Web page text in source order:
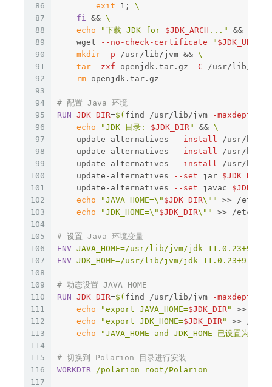
86
87
88
89
90
91
92
93
94
95
96
97
98
99
100
101
102
103
104
105
106
107
108
109
110
111
112
113
114
115
116
117
exit 1 ;
fi &&
echo
"下载 JDK for $JDK_ARCH ..." &&
    wget
--no-check-certificate " $JDK_URL
mkdir
-p /usr/lib/jvm &&
tar
-zxf openjdk.tar.gz -C /usr/lib/jvm
rm openjdk.tar.gz
# 配置 Java 环境
RUN JDK_DIR=$( find /usr/lib/jvm -maxdepth
echo
"JDK 目录: $JDK_DIR" &&
    update-alternatives
--install /usr/bin/
    update-alternatives
--install /usr/
    update-alternatives
--install /usr/bin/
    update-alternatives
--set jar $JDK_DIR
    update-alternatives
--set javac $JDK_DIR
echo
"JAVA_HOME=\" $JDK_DIR\" " >> /etc/
echo
"JDK_HOME=\" $JDK_DIR\" " >> /etc/
# 设置 Java 环境变量
ENV JAVA_HOME=/usr/lib/jvm/jdk-11.0.23+9
ENV JDK_HOME=/usr/lib/jvm/jdk-11.0.23+9
# 动态设置 JAVA_HOME
RUN JDK_DIR=$( find /usr/lib/jvm -maxdepth
echo
"export JAVA_HOME=$JDK_DIR" >>
echo
"export JDK_HOME=$JDK_DIR" >> /etc/
echo
"JAVA_HOME and JDK_HOME 已设置为:
# 切换到 Polarion 目录进行安装
WORKDIR /polarion_root/Polarion